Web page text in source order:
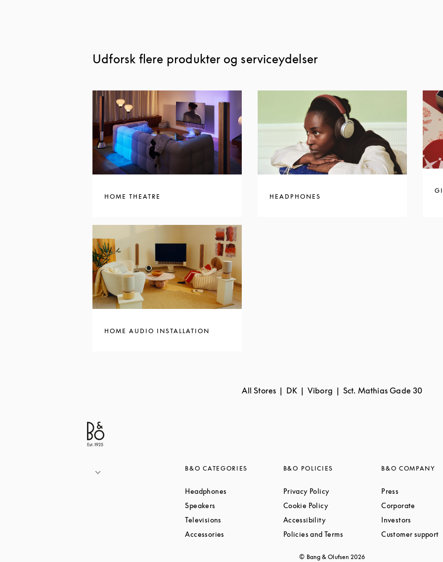
Udforsk flere produkter og serviceydelser
HOME THEATRE HEADPHONES
HOME AUDIO INSTALLATION
All Stores DK Viborg Sct. Mathias Gade 30
B&O CATEGORIES
Headphones Link Opens in New Tab
Speakers Link Opens in New Tab
Televisions Link Opens in New Tab
Accessories Link Opens in New Tab
B&O POLICIES
Privacy PolicyLink Opens in New Tab
Cookie PolicyLink Opens in New Tab
AccessibilityLink Opens in New Tab
Policies and TermsLink Opens in New Tab
B&O COMPANY
Press
Corporate
Investors
Customer support
© Bang & Olufsen2026